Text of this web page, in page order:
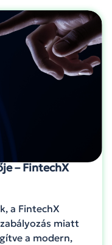
– FintechX
a FintechX
miatt
a modern,